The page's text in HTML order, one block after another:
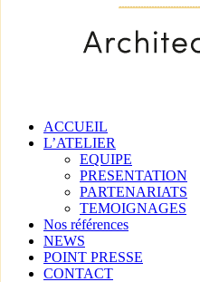
ACCUEIL
L’ATELIER
EQUIPE
PRESENTATION
PARTENARIATS
TEMOIGNAGES
Nos références
NEWS
POINT PRESSE
CONTACT